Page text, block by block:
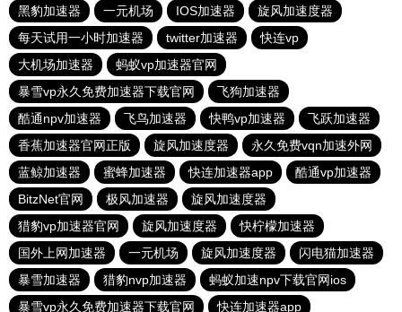
黑豹加速器
一元机场 IOS加速器
旋风加速度器
每天试用一小时加速器
twitter加速器
快连vp
大机场加速器
蚂蚁vp加速器官网
暴雪vp永久免费加速器下载官网
飞狗加速器
酷通npv加速器
飞鸟加速器 快鸭vp加速器
飞跃加速器
香蕉加速器官网正版
旋风加速度器
永久免费vqn加速外网
蓝鲸加速器
蜜蜂加速器 快连加速器app
酷通vp加速器
BitzNet官网
极风加速器
旋风加速度器
猎豹vp加速器官网
旋风加速度器
快柠檬加速器
国外上网加速器
一元机场 旋风加速度器
闪电猫加速器
暴雪加速器
猎豹nvp加速器
蚂蚁加速npv下载官网ios
暴雪vp永久免费加速器下载官网
快连加速器app